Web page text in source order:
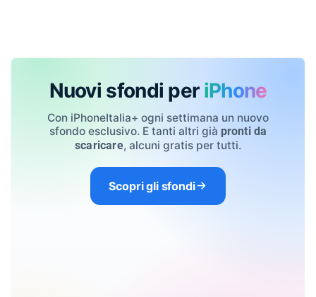
Nuovi sfondi per iPhone
Con iPhoneItalia+ ogni settimana un nuovo
sfondo esclusivo. E tanti altri già pronti da
scaricare, alcuni gratis per tutti.
Scopri gli sfondi